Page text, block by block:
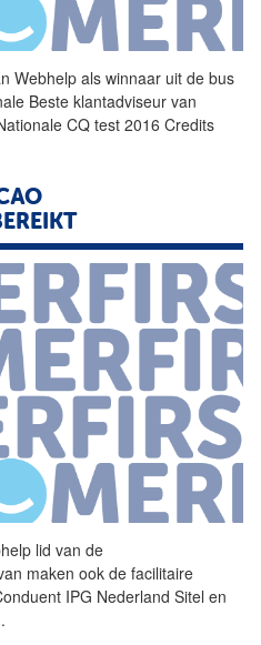
Webhelp als winnaar uit de bus
Beste klantadviseur van
CQ test 2016 Credits
lid van de
maken ook de facilitaire
IPG Nederland Sitel en